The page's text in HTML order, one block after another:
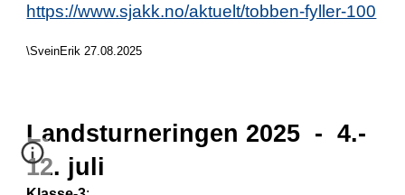
https://www.sjakk.no/aktuelt/tobben-fyller-100
\SveinErik 27.08.2025
Landsturneringen 2025 - 4.-
12. juli